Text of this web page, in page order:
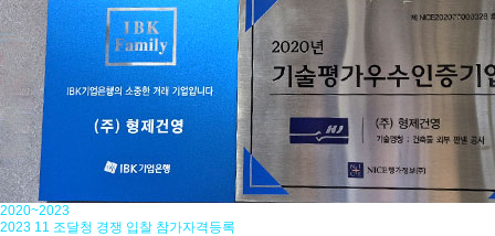
2020~2023
2023 11 조달청 경쟁 입찰 참가자격등록